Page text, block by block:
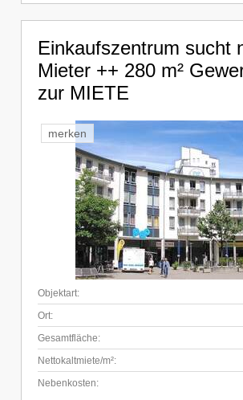
Einkaufszentrum sucht
Mieter ++ 280 m²
zur MIETE
merken
Objektart:
Ort:
Gesamtfläche:
Nettokaltmiete/m²:
Nebenkosten: